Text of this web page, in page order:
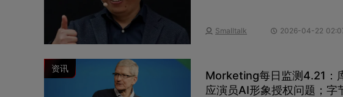
Smalltalk 2026-04-22
资讯
Morketing每日监测4.21：
应演员AI形象授权问题；